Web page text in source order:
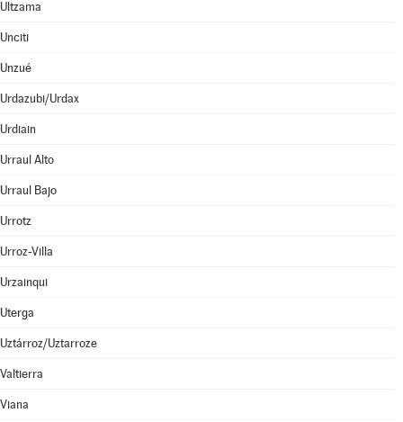
Ultzama
Unciti
Unzué
Urdazubi/Urdax
Urdiain
Urraul Alto
Urraul Bajo
Urrotz
Urroz-Villa
Urzainqui
Uterga
Uztárroz/Uztarroze
Valtierra
Viana